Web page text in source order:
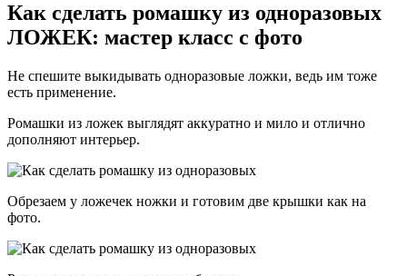
Как сделать ромашку из одноразовых
ЛОЖЕК: мастер класс с фото
Не спешите выкидывать одноразовые ложки, ведь им тоже
есть применение.
Ромашки из ложек выглядят аккуратно и мило и отлично
дополняют интерьер.
Обрезаем у ложечек ножки и готовим две крышки как на
фото.